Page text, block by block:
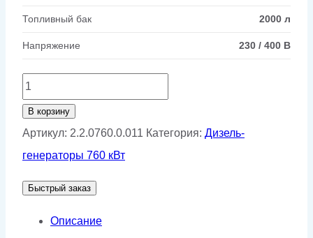
Топливный бак 2000 л
Напряжение 230 / 400 В
Количество
товара
Дизельный
генератор
Т400-
2РКМ11
В корзину
Артикул: 2.2.0760.0.011 Категория: Дизель-
генераторы 760 кВт
Быстрый заказ
Описание